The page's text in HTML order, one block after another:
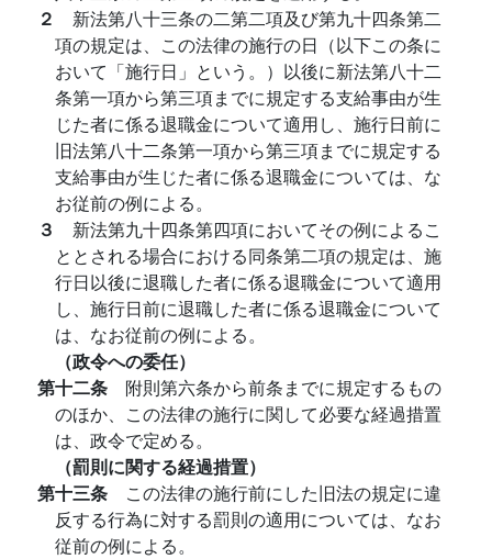
２ 新法第八十三条の二第二項及び第九十四条第二
項の規定は、この法律の施行の日（以下この条に
おいて「施行日」という。）以後に新法第八十二
条第一項から第三項までに規定する支給事由が生
じた者に係る退職金について適用し、施行日前に
旧法第八十二条第一項から第三項までに規定する
支給事由が生じた者に係る退職金については、な
お従前の例による。
３ 新法第九十四条第四項においてその例によるこ
ととされる場合における同条第二項の規定は、施
行日以後に退職した者に係る退職金について適用
し、施行日前に退職した者に係る退職金について
は、なお従前の例による。
（政令への委任）
第十二条 附則第六条から前条までに規定するもの
のほか、この法律の施行に関して必要な経過措置
は、政令で定める。
（罰則に関する経過措置）
第十三条 この法律の施行前にした旧法の規定に違
反する行為に対する罰則の適用については、なお
従前の例による。